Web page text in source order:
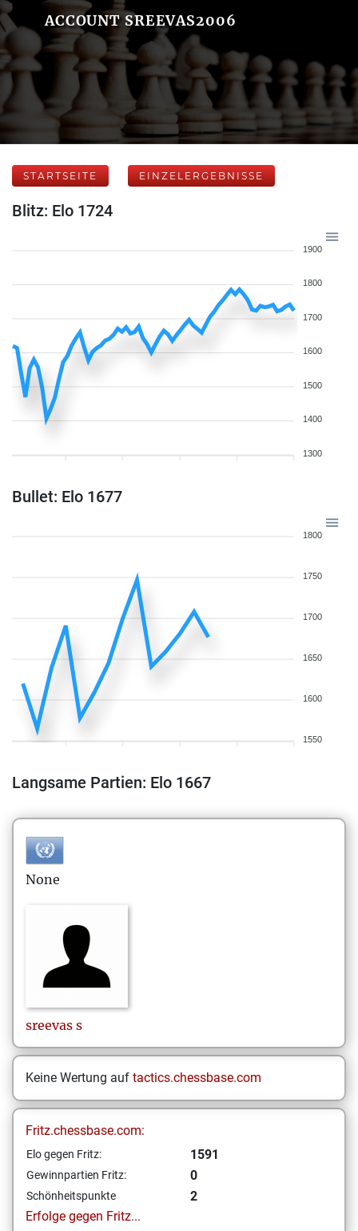
ACCOUNT SREEVAS2006
STARTSEITE EINZELERGEBNISSE
Blitz: Elo 1724
1900
1800
1700
1600
1500
1400
1300
Bullet: Elo 1677
1800
1750
1700
1650
1600
1550
Langsame Partien: Elo 1667
None
sreevas s
Keine Wertung auf tactics.chessbase.com
Fritz.chessbase.com:
Elo gegen Fritz: 1591
Gewinnpartien Fritz: 0
Schönheitspunkte
2
Erfolge gegen Fritz...